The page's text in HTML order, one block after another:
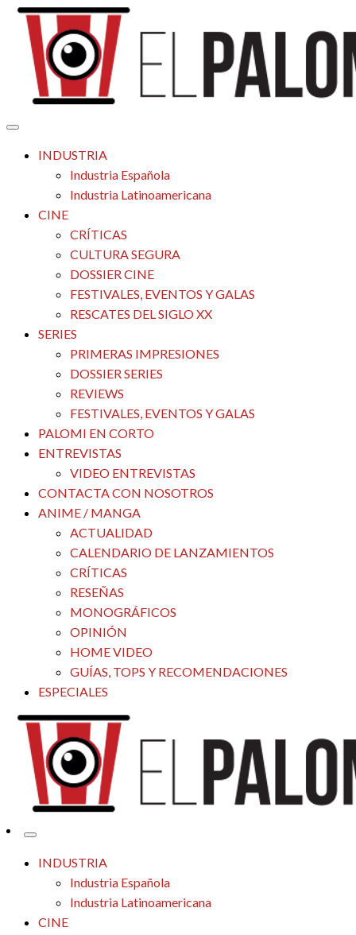
Saltar
contenido
El Palomitrón
Tu espacio de la industria de cine española y latinoamericana
INDUSTRIA
Industria Española
Industria Latinoamericana
CINE
CRÍTICAS
CULTURA SEGURA
DOSSIER CINE
FESTIVALES, EVENTOS Y GALAS
RESCATES DEL SIGLO XX
SERIES
PRIMERAS IMPRESIONES
DOSSIER SERIES
REVIEWS
FESTIVALES, EVENTOS Y GALAS
PALOMI EN CORTO
ENTREVISTAS
VIDEO ENTREVISTAS
CONTACTA CON NOSOTROS
ANIME / MANGA
ACTUALIDAD
CALENDARIO DE LANZAMIENTOS
CRÍTICAS
RESEÑAS
MONOGRÁFICOS
OPINIÓN
HOME VIDEO
GUÍAS, TOPS Y RECOMENDACIONES
ESPECIALES
El Palomitrón
Tu espacio de la industria de cine española y latinoamericana
INDUSTRIA
Industria Española
Industria Latinoamericana
CINE